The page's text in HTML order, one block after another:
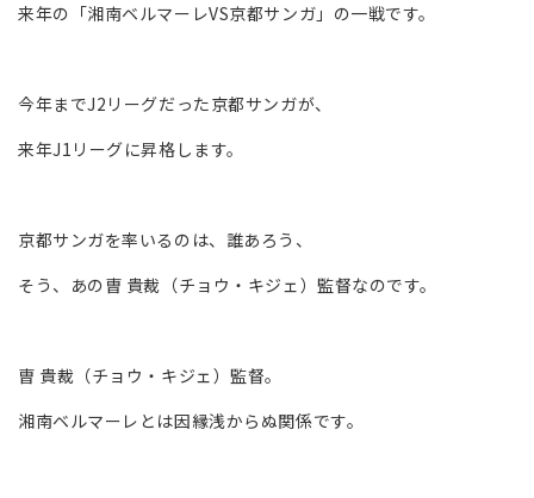
来年の「湘南ベルマーレVS京都サンガ」の一戦です。
今年までJ2リーグだった京都サンガが、
来年J1リーグに昇格します。
京都サンガを率いるのは、誰あろう、
そう、あの曺 貴裁（チョウ・キジェ）監督なのです。
曺 貴裁（チョウ・キジェ）監督。
湘南ベルマーレとは因縁浅からぬ関係です。